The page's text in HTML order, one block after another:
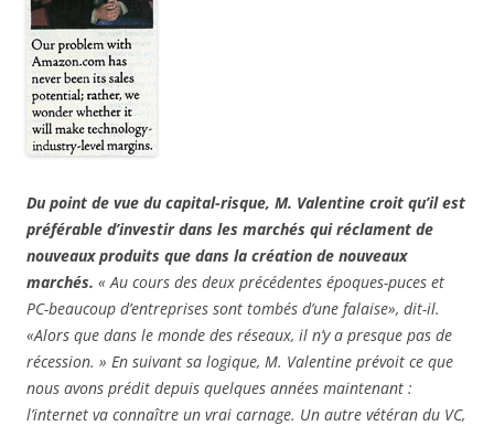
Du point de vue du capital-risque, M. Valentine croit qu’il est
préférable d’investir dans les marchés qui réclament de
nouveaux produits que dans la création de nouveaux
marchés. « Au cours des deux précédentes époques-puces et
PC-beaucoup d’entreprises sont tombés d’une falaise», dit-il.
«Alors que dans le monde des réseaux, il n’y a presque pas de
récession. » En suivant sa logique, M. Valentine prévoit ce que
nous avons prédit depuis quelques années maintenant :
l’internet va connaître un vrai carnage. Un autre vétéran du VC,